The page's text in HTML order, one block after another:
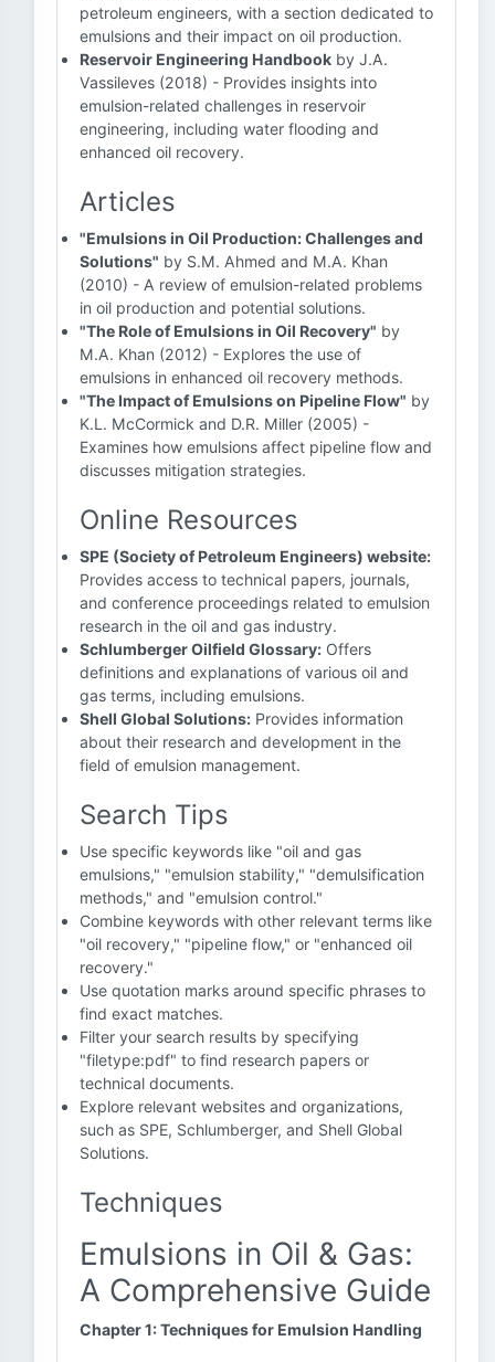
petroleum engineers, with a section dedicated to
emulsions and their impact on oil production.
Reservoir Engineering Handbook by J.A.
Vassileves (2018) - Provides insights into
emulsion-related challenges in reservoir
engineering, including water flooding and
enhanced oil recovery.
Articles
"Emulsions in Oil Production: Challenges and
Solutions" by S.M. Ahmed and M.A. Khan
(2010) - A review of emulsion-related problems
in oil production and potential solutions.
"The Role of Emulsions in Oil Recovery" by
M.A. Khan (2012) - Explores the use of
emulsions in enhanced oil recovery methods.
"The Impact of Emulsions on Pipeline Flow" by
K.L. McCormick and D.R. Miller (2005) -
Examines how emulsions affect pipeline flow and
discusses mitigation strategies.
Online Resources
SPE (Society of Petroleum Engineers) website:
Provides access to technical papers, journals,
and conference proceedings related to emulsion
research in the oil and gas industry.
Schlumberger Oilfield Glossary: Offers
definitions and explanations of various oil and
gas terms, including emulsions.
Shell Global Solutions: Provides information
about their research and development in the
field of emulsion management.
Search Tips
Use specific keywords like "oil and gas
emulsions," "emulsion stability," "demulsification
methods," and "emulsion control."
Combine keywords with other relevant terms like
"oil recovery," "pipeline flow," or "enhanced oil
recovery."
Use quotation marks around specific phrases to
find exact matches.
Filter your search results by specifying
"filetype:pdf" to find research papers or
technical documents.
Explore relevant websites and organizations,
such as SPE, Schlumberger, and Shell Global
Solutions.
Techniques
Emulsions in Oil & Gas:
A Comprehensive Guide
Chapter 1: Techniques for Emulsion Handling